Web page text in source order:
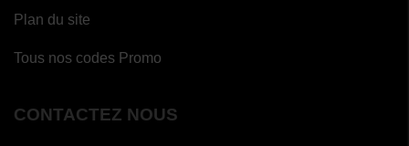
Plan du site
Tous nos codes Promo
CONTACTEZ NOUS